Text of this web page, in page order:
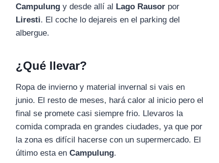
Campulung y desde allí al Lago Rausor por
Liresti. El coche lo dejareis en el parking del
albergue.
¿Qué llevar?
Ropa de invierno y material invernal si vais en
junio. El resto de meses, hará calor al inicio pero el
final se promete casi siempre frio. Llevaros la
comida comprada en grandes ciudades, ya que por
la zona es difícil hacerse con un supermercado. El
último esta en Campulung.